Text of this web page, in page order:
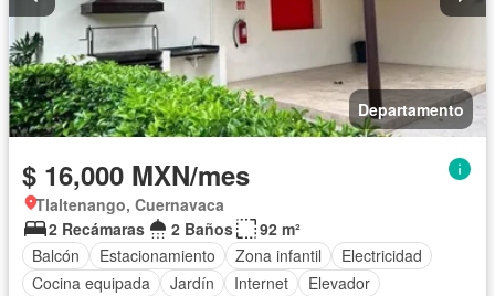
Departamento
$ 16,000 MXN/mes
Tlaltenango, Cuernavaca
2 Recámaras
2 Baños
92 m²
Balcón
Estacionamiento Zona infantil
Electricidad
Cocina equipada
Jardín Internet
Elevador